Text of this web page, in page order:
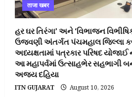
ताजा खबर
હર ઘર તિરંગા’ અને ‘વિભાજન
ઉજવણી અંતર્ગત પંચમહાલ જિલ્લા
અધ્યક્ષતામાં પત્રકાર પરિષદ
આ મહાપર્વમાં ઉત્સાહભેર સહભાગી
અજય દહિયા
ITN GUJARAT August 10, 2026